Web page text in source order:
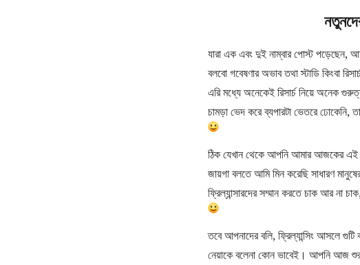
যারা এক এবং দুই নাম্বার পোস্ট পড়েছেন,
বলবো গবেষণার অভাব তথা স্টাডি কিংবা
এরি মধ্যে অনেকেই রিসার্চ নিয়ে অনেক
চামড়া ভেদ করে ব্যপারটা ভেতরে
ঠিক যেখান থেকে আপনি আমার আজকের
জায়গা বলতে আমি মিন করেছি সাধারণ
ফ্রিল্যান্সারদের সম্মান করতে চাক আর না
তবে আপনাদের বলি, ফ্রিল্যান্সিং আসলে গুটি
নেয়াকে বলেনা কোন ভাবেই। আপনি আজ শুরু